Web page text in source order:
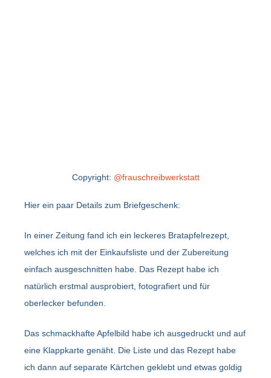
Copyright: @frauschreibwerkstatt
Hier ein paar Details zum Briefgeschenk:
In einer Zeitung fand ich ein leckeres Bratapfelrezept,
welches ich mit der Einkaufsliste und der Zubereitung
einfach ausgeschnitten habe. Das Rezept habe ich
natürlich erstmal ausprobiert, fotografiert und für
oberlecker befunden.
Das schmackhafte Apfelbild habe ich ausgedruckt und auf
eine Klappkarte genäht. Die Liste und das Rezept habe
ich dann auf separate Kärtchen geklebt und etwas goldig